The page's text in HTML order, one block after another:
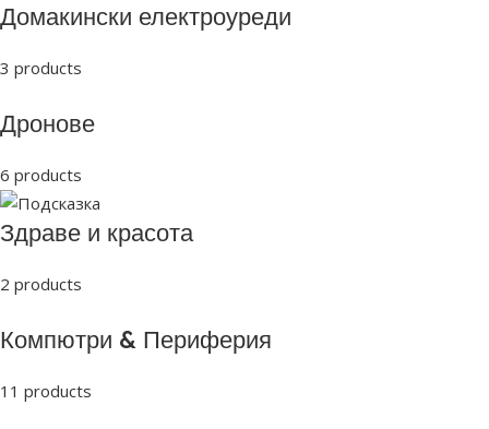
Домакински електроуреди
3 products
Дронове
6 products
Здраве и красота
2 products
Компютри & Периферия
11 products